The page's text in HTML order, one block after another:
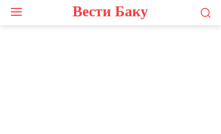
Вести Баку